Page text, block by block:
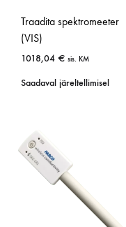
Traadita spektromeeter
(VIS)
1018,04 € sis. KM
Saadaval järeltellimisel